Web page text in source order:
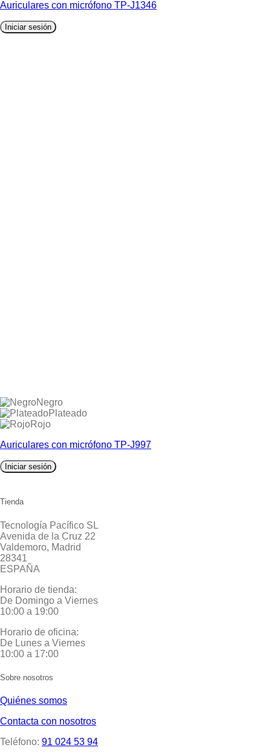
Auriculares con micrófono TP-J1346
Iniciar sesión
Negro
Plateado
Rojo
Auriculares con micrófono TP-J997
Iniciar sesión
Tienda
Tecnología Pacífico SL
Avenida de la Cruz 22
Valdemoro, Madrid
28341
ESPAÑA
Horario de tienda:
De Domingo a Viernes
10:00 a 19:00
Horario de oficina:
De Lunes a Viernes
10:00 a 17:00
Sobre nosotros
Quiénes somos
Contacta con nosotros
Teléfono: 91 024 53 94